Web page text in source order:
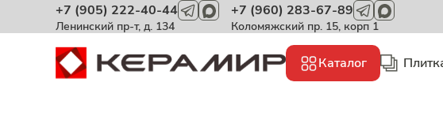
+7 (905) 222-40-44
Ленинский пр-т, д. 134
+7 (960) 283-67-89
Коломяжский пр. 15, корп 1
Каталог